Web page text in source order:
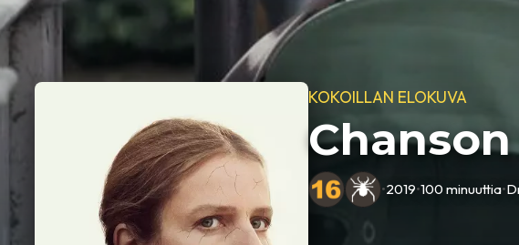
KOKOILLAN ELOKUVA
•2019•100 minuuttia•